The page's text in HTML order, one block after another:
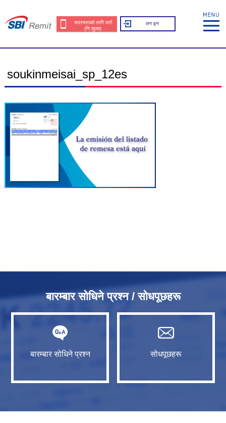
सदस्यताको लागि दर्ता
(नि:शुल्क)
लग इन
soukinmeisai_sp_12es
बारम्बार सोधिने प्रश्न / सोधपूछहरू
बारम्बार सोधिने प्रश्न सोधपूछहरू